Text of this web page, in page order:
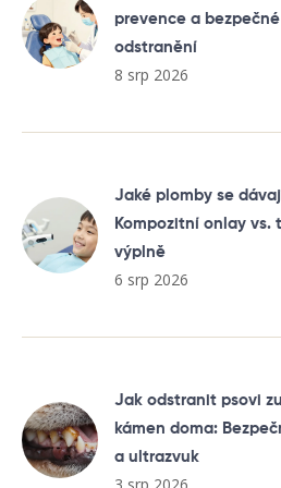
prevence a bezpečné
odstranění
8 srp 2026
Jaké plomby se
Kompozitní onlay vs.
výplně
6 srp 2026
Jak odstranit psovi
kámen doma:
a ultrazvuk